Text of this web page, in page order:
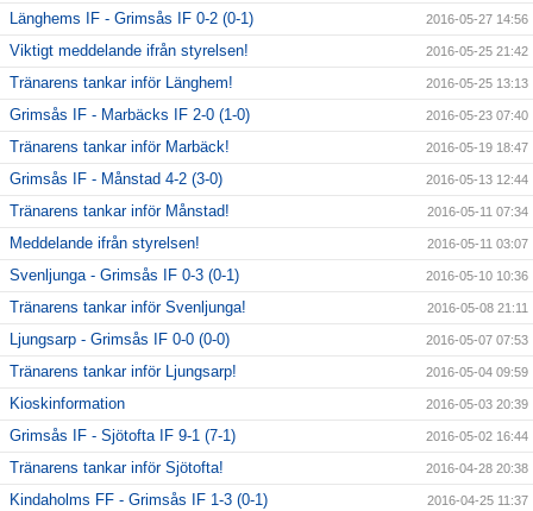
Länghems IF - Grimsås IF 0-2 (0-1) 2016-05-27 14:56
Viktigt meddelande ifrån styrelsen! 2016-05-25 21:42
Tränarens tankar inför Länghem! 2016-05-25 13:13
Grimsås IF - Marbäcks IF 2-0 (1-0) 2016-05-23 07:40
Tränarens tankar inför Marbäck! 2016-05-19 18:47
Grimsås IF - Månstad 4-2 (3-0) 2016-05-13 12:44
Tränarens tankar inför Månstad! 2016-05-11 07:34
Meddelande ifrån styrelsen! 2016-05-11 03:07
Svenljunga - Grimsås IF 0-3 (0-1) 2016-05-10 10:36
Tränarens tankar inför Svenljunga! 2016-05-08 21:11
Ljungsarp - Grimsås IF 0-0 (0-0) 2016-05-07 07:53
Tränarens tankar inför Ljungsarp! 2016-05-04 09:59
Kioskinformation 2016-05-03 20:39
Grimsås IF - Sjötofta IF 9-1 (7-1) 2016-05-02 16:44
Tränarens tankar inför Sjötofta! 2016-04-28 20:38
Kindaholms FF - Grimsås IF 1-3 (0-1) 2016-04-25 11:37